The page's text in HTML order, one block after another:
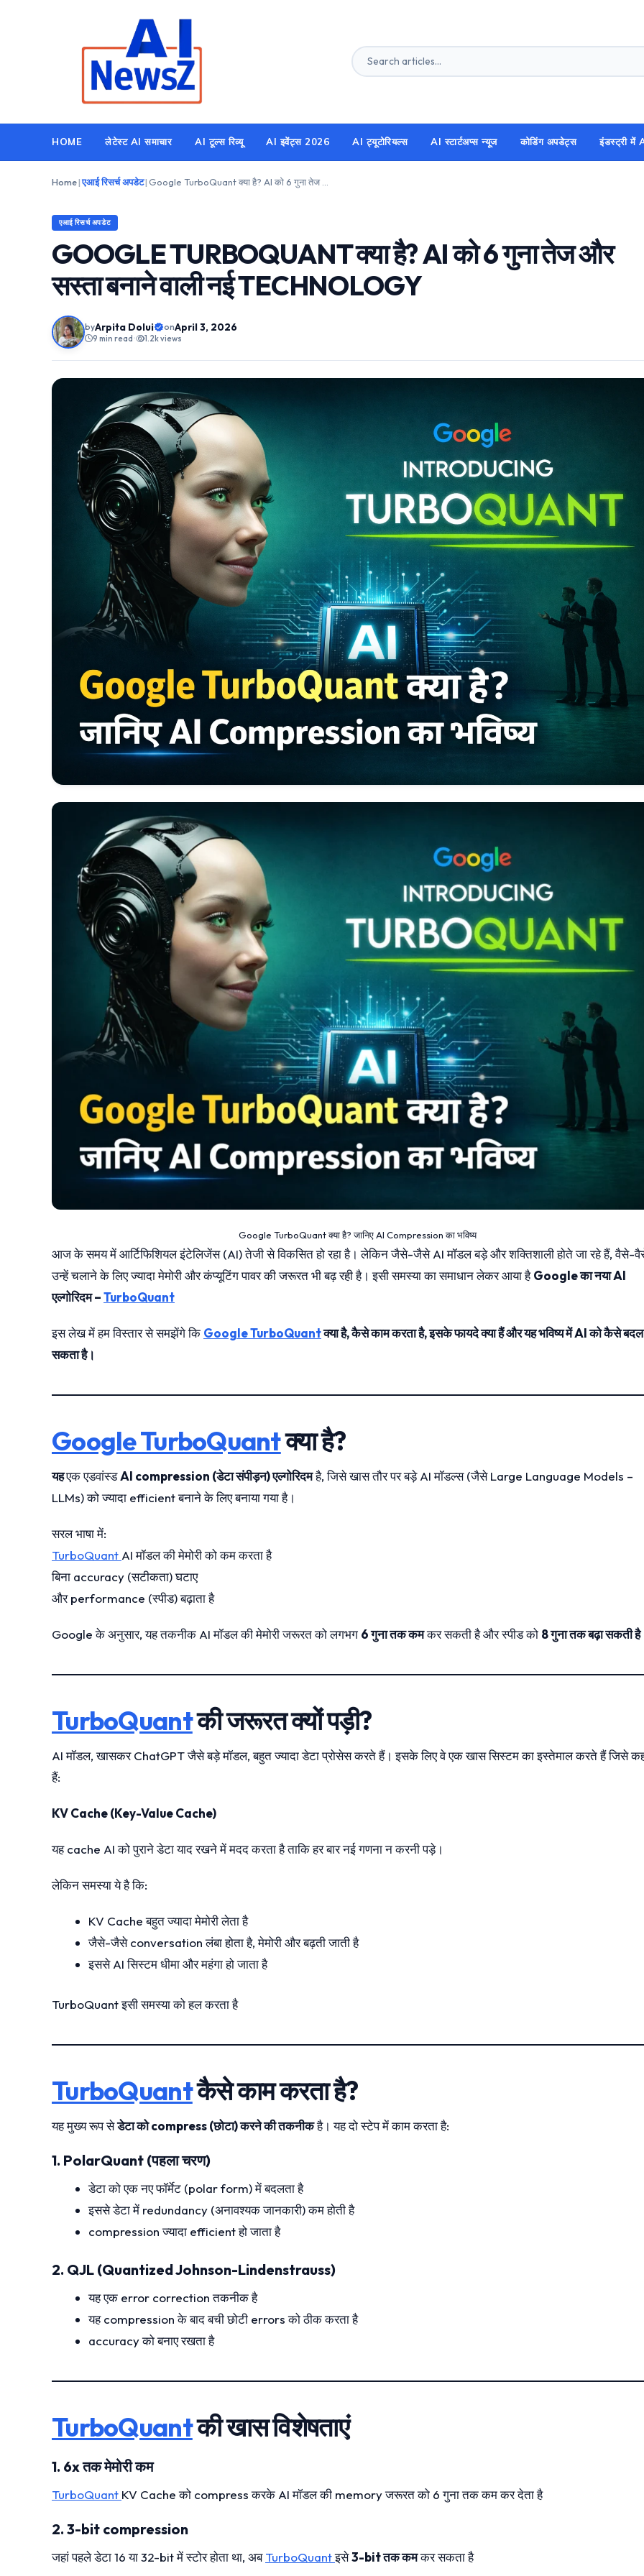
HOME लेटेस्ट AI समाचार AI टूल्स रिव्यू AI इवेंट्स 2026 AI ट्यूटोरियल्स AI स्टार्टअप्स न्यूज कोडिंग अपडेट्स इंडस्ट्री में
Home|एआई रिसर्च अपडेट|
एआई रिसर्च अपडेट
GOOGLE TURBOQUANT क्या है? AI को 6 गुना तेज और
सस्ता बनाने वाली नई TECHNOLOGY
byArpita Dolui onApril 3, 2026
9 min read• 1.2k views
Google TurboQuant क्या है? जानिए AI Compression का भविष्य
आज के समय में आर्टिफिशियल इंटेलिजेंस (AI) तेजी से विकसित हो रहा है। लेकिन जैसे-जैसे AI मॉडल बड़े और शक्तिशाली होते जा रहे हैं, वैसे-
उन्हें चलाने के लिए ज्यादा मेमोरी और कंप्यूटिंग पावर की जरूरत भी बढ़ रही है। इसी समस्या का समाधान लेकर आया हैGoogle का नया AI
एल्गोरिदम –TurboQuant
इस लेख में हम विस्तार से समझेंगे कि Google TurboQuantक्या है, कैसे काम करता है, इसके फायदे क्या हैं और यह भविष्य में AI को कैसे बदल
सकता है।
Google TurboQuantक्या है?
यहएक एडवांस्डAI compression (डेटा संपीड़न) एल्गोरिदमहै, जिसे खास तौर पर बड़े AI मॉडल्स (जैसे Large Language Models –
LLMs) को ज्यादा efficient बनाने के लिए बनाया गया है।
सरल भाषा में:
TurboQuantAI मॉडल की मेमोरी को कम करता है
बिना accuracy (सटीकता) घटाए
और performance (स्पीड) बढ़ाता है
Google के अनुसार, यह तकनीक AI मॉडल की मेमोरी जरूरत को लगभग 6 गुना तक कमकर सकती है और स्पीड को 8 गुना तक बढ़ा सकती है
TurboQuantकी जरूरत क्यों पड़ी?
AI मॉडल, खासकर ChatGPT जैसे बड़े मॉडल, बहुत ज्यादा डेटा प्रोसेस करते हैं। इसके लिए वे एक खास सिस्टम का इस्तेमाल करते हैं जिसे
हैं:
KV Cache (Key-Value Cache)
यह cache AI को पुराने डेटा याद रखने में मदद करता है ताकि हर बार नई गणना न करनी पड़े।
लेकिन समस्या ये है कि:
KV Cache बहुत ज्यादा मेमोरी लेता है
जैसे-जैसे conversation लंबा होता है, मेमोरी और बढ़ती जाती है
इससे AI सिस्टम धीमा और महंगा हो जाता है
TurboQuant इसी समस्या को हल करता है
TurboQuantकैसे काम करता है?
यह मुख्य रूप सेडेटा को compress (छोटा) करने की तकनीकहै। यह दो स्टेप में काम करता है:
1. PolarQuant (पहला चरण)
डेटा को एक नए फॉर्मेट (polar form) में बदलता है
इससे डेटा में redundancy (अनावश्यक जानकारी) कम होती है
compression ज्यादा efficient हो जाता है
2. QJL (Quantized Johnson-Lindenstrauss)
यह एक error correction तकनीक है
यह compression के बाद बची छोटी errors को ठीक करता है
accuracy को बनाए रखता है
TurboQuantकी खास विशेषताएं
1. 6x तक मेमोरी कम
TurboQuant KV Cache को compress करके AI मॉडल की memory जरूरत को 6 गुना तक कम कर देता है
2. 3-bit compression
जहां पहले डेटा 16 या 32-bit में स्टोर होता था, अबTurboQuantइसे3-bit तक कमकर सकता है